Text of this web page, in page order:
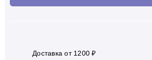
Доставка от 1200 ₽